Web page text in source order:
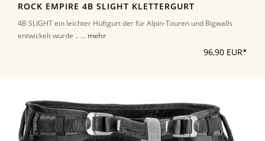
ROCK EMPIRE 4B SLIGHT KLETTERGURT
4B SLIGHT ein leichter Hüftgurt der für Alpin-Touren und Bigwalls
entwickelt wurde .. ... mehr
96,90 EUR*